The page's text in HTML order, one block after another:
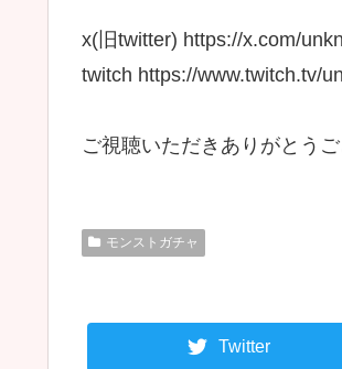
x(旧twitter) https://x.com/
twitch https://www.twitch.tv/
ご視聴いただきありがとう
モンストガチャ
Twitter